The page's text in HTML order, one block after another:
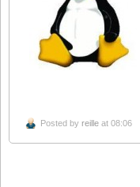
Posted by reille at 08:06